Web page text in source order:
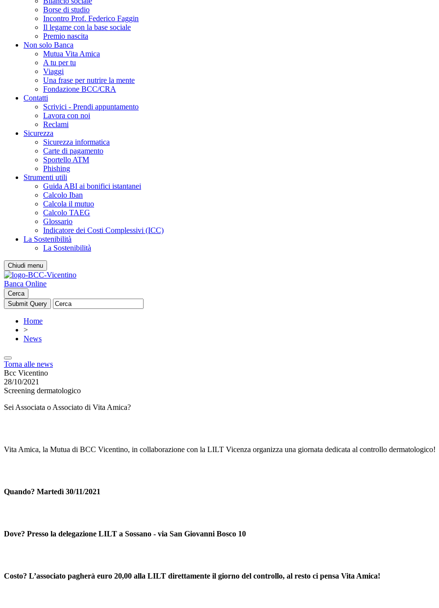
Borse di studio
Incontro Prof. Federico Faggin
Il legame con la base sociale
Premio nascita
Non solo Banca
Mutua Vita Amica
A tu per tu
Viaggi
Una frase per nutrire la mente
Fondazione BCC/CRA
Contatti
Scrivici - Prendi appuntamento
Lavora con noi
Reclami
Sicurezza
Sicurezza informatica
Carte di pagamento
Sportello ATM
Phishing
Strumenti utili
Guida ABI ai bonifici istantanei
Calcolo Iban
Calcola il mutuo
Calcolo TAEG
Glossario
Indicatore dei Costi Complessivi (ICC)
La Sostenibilità
La Sostenibilità
Chiudi menu
Banca Online
Cerca
Home
>
News
Torna alle news
Bcc Vicentino
28/10/2021
Screening dermatologico
Sei Associata o Associato di Vita Amica?
Vita Amica, la Mutua di BCC Vicentino, in collaborazione con la LILT Vicenza organizza una giornata dedicata al controllo dermatologico!
Quando? Martedì 30/11/2021
Dove? Presso la delegazione LILT a Sossano - via San Giovanni Bosco 10
Costo? L’associato pagherà euro 20,00 alla LILT direttamente il giorno del controllo, al resto ci pensa Vita Amica!